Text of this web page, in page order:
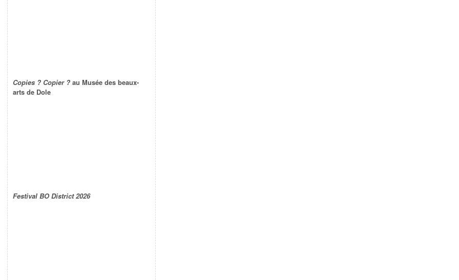
Copies ? Copier ? au Musée des beaux-
arts de Dole
Festival BO District 2026